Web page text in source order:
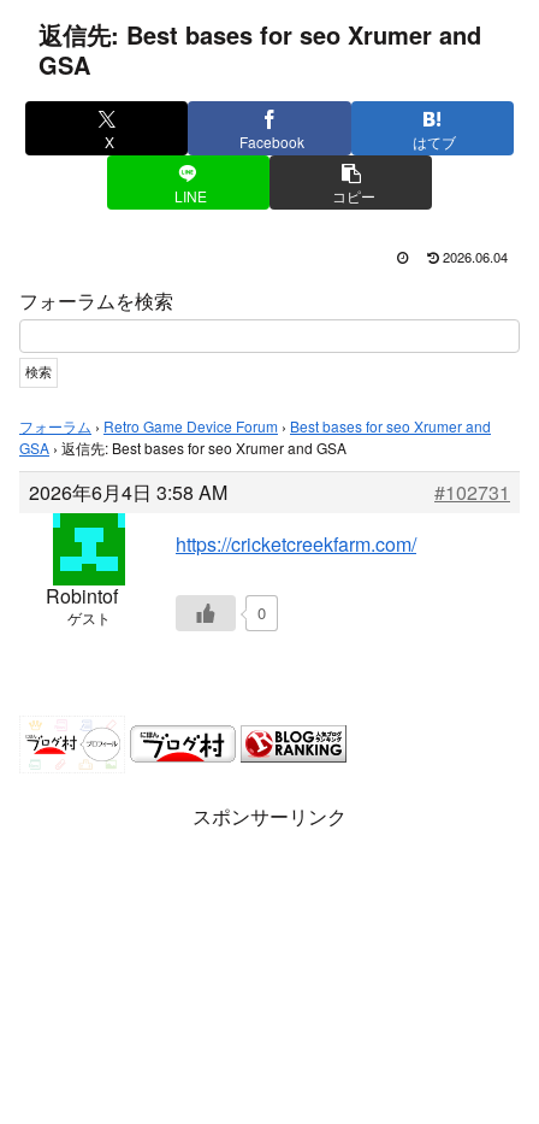
返信先: Best bases for seo Xrumer and
GSA
X Facebook はてブ
LINE コピー
2026.06.04
フォーラムを検索
フォーラム › Retro Game Device Forum › Best bases for seo Xrumer and
GSA › 返信先: Best bases for seo Xrumer and GSA
2026年6月4日 3:58 AM #102731
Robintof
ゲスト
https://cricketcreekfarm.com/
0
スポンサーリンク